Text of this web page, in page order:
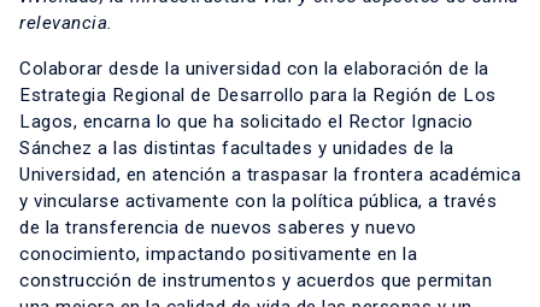
relevancia.
Colaborar desde la universidad con la elaboración de la
Estrategia Regional de Desarrollo para la Región de Los
Lagos, encarna lo que ha solicitado el Rector Ignacio
Sánchez a las distintas facultades y unidades de la
Universidad, en atención a traspasar la frontera académica
y vincularse activamente con la política pública, a través
de la transferencia de nuevos saberes y nuevo
conocimiento, impactando positivamente en la
construcción de instrumentos y acuerdos que permitan